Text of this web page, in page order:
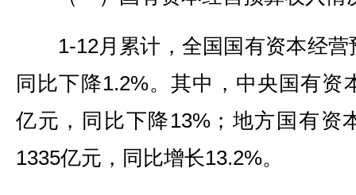
1-12月累计，全国国有资本经营
同比下降1.2%。其中，中央国有资
亿元，同比下降13%；地方国有资
1335亿元，同比增长13.2%。